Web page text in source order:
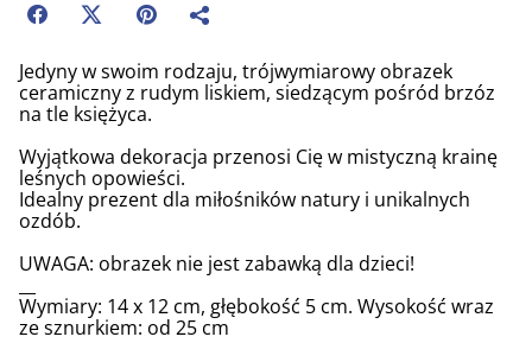
Jedyny w swoim rodzaju, trójwymiarowy obrazek
ceramiczny z rudym liskiem, siedzącym pośród brzóz
na tle księżyca.
Wyjątkowa dekoracja przenosi Cię w mistyczną krainę
leśnych opowieści.
Idealny prezent dla miłośników natury i unikalnych
ozdób.
UWAGA: obrazek nie jest zabawką dla dzieci!
Wymiary: 14 x 12 cm, głębokość 5 cm. Wysokość wraz
ze sznurkiem: od 25 cm